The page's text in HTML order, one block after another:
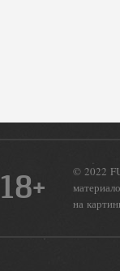
18+
© 2022
на